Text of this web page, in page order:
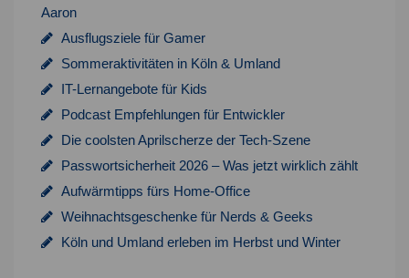
Aaron
Ausflugsziele für Gamer
Sommeraktivitäten in Köln & Umland
IT-Lernangebote für Kids
Podcast Empfehlungen für Entwickler
Die coolsten Aprilscherze der Tech-Szene
Passwortsicherheit 2026 – Was jetzt wirklich zählt
Aufwärmtipps fürs Home-Office
Weihnachtsgeschenke für Nerds & Geeks
Köln und Umland erleben im Herbst und Winter